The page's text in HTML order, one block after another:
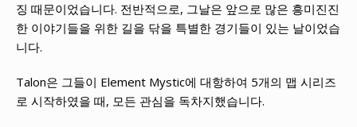
징 때문이었습니다. 전반적으로, 그날은 앞으로 많은 흥미진진
한 이야기들을 위한 길을 닦을 특별한 경기들이 있는 날이었습
니다.
Talon은 그들이 Element Mystic에 대항하여 5개의 맵 시리즈
로 시작하였을 때, 모든 관심을 독차지했습니다.